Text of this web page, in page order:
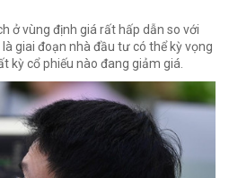
ở vùng định giá rất hấp dẫn so với
giai đoạn nhà đầu tư có thể kỳ vọng
kỳ cổ phiếu nào đang giảm giá.